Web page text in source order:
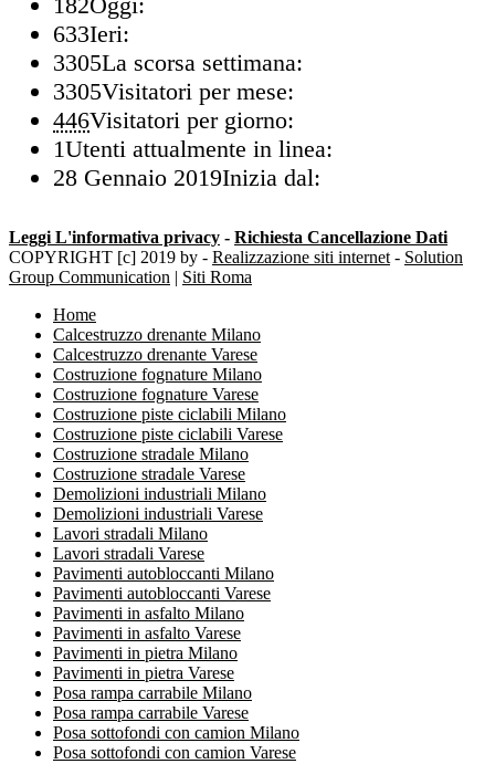
633Ieri:
3305La scorsa settimana:
3305Visitatori per mese:
446Visitatori per giorno:
1Utenti attualmente in linea:
28 Gennaio 2019Inizia dal:
Leggi L'informativa privacy - Richiesta Cancellazione Dati
COPYRIGHT [c] 2019 by - Realizzazione siti internet - Solution
Group Communication | Siti Roma
Home
Calcestruzzo drenante Milano
Calcestruzzo drenante Varese
Costruzione fognature Milano
Costruzione fognature Varese
Costruzione piste ciclabili Milano
Costruzione piste ciclabili Varese
Costruzione stradale Milano
Costruzione stradale Varese
Demolizioni industriali Milano
Demolizioni industriali Varese
Lavori stradali Milano
Lavori stradali Varese
Pavimenti autobloccanti Milano
Pavimenti autobloccanti Varese
Pavimenti in asfalto Milano
Pavimenti in asfalto Varese
Pavimenti in pietra Milano
Pavimenti in pietra Varese
Posa rampa carrabile Milano
Posa rampa carrabile Varese
Posa sottofondi con camion Milano
Posa sottofondi con camion Varese